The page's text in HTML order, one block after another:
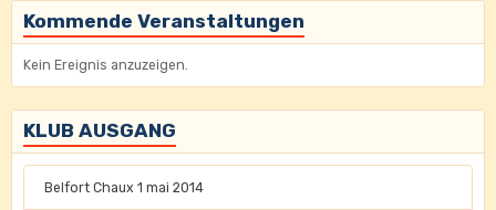
Kommende Veranstaltungen
Kein Ereignis anzuzeigen.
KLUB AUSGANG
Belfort Chaux 1 mai 2014